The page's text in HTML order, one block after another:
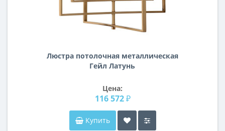
Люстра потолочная металлическая
Гейл Латунь
Цена:
116 572 ₽
Купить